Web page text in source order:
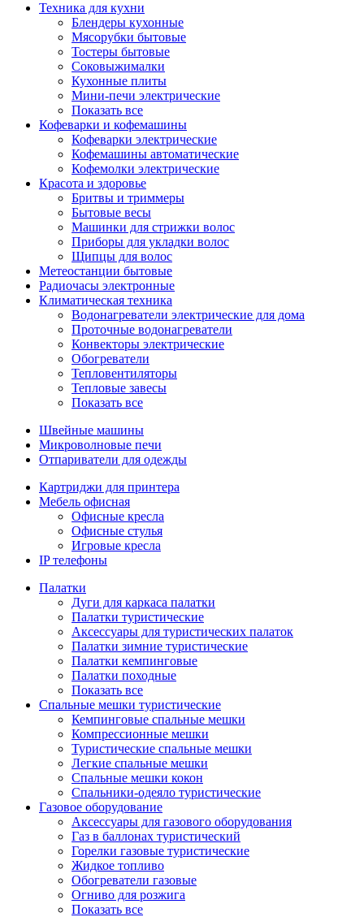
Техника для кухни
Блендеры кухонные
Мясорубки бытовые
Тостеры бытовые
Соковыжималки
Кухонные плиты
Мини-печи электрические
Показать все
Кофеварки и кофемашины
Кофеварки электрические
Кофемашины автоматические
Кофемолки электрические
Красота и здоровье
Бритвы и триммеры
Бытовые весы
Машинки для стрижки волос
Приборы для укладки волос
Щипцы для волос
Метеостанции бытовые
Радиочасы электронные
Климатическая техника
Водонагреватели электрические для дома
Проточные водонагреватели
Конвекторы электрические
Обогреватели
Тепловентиляторы
Тепловые завесы
Показать все
Швейные машины
Микроволновые печи
Отпариватели для одежды
Картриджи для принтера
Мебель офисная
Офисные кресла
Офисные стулья
Игровые кресла
IP телефоны
Палатки
Дуги для каркаса палатки
Палатки туристические
Аксессуары для туристических палаток
Палатки зимние туристические
Палатки кемпинговые
Палатки походные
Показать все
Спальные мешки туристические
Кемпинговые спальные мешки
Компрессионные мешки
Туристические спальные мешки
Легкие спальные мешки
Спальные мешки кокон
Спальники-одеяло туристические
Газовое оборудование
Аксессуары для газового оборудования
Газ в баллонах туристический
Горелки газовые туристические
Жидкое топливо
Обогреватели газовые
Огниво для розжига
Показать все